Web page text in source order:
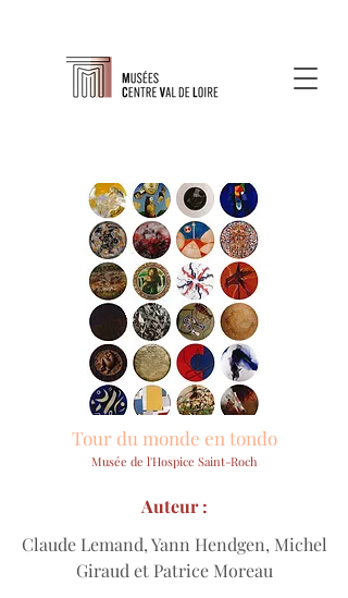
Tour du monde en tondo
Musée de l'Hospice Saint-Roch
Claude Lemand, Yann Hendgen, Michel
Giraud et Patrice Moreau
Auteur :